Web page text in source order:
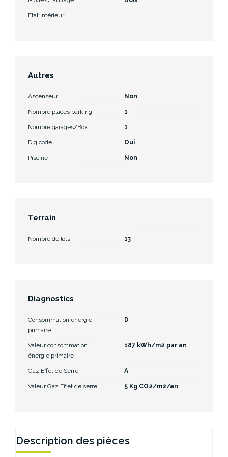
Etat intérieur
Autres
Ascenseur Non
Nombre places parking 1
Nombre garages/Box 1
Digicode Oui
Piscine Non
Terrain
Nombre de lots 13
Diagnostics
Consommation énergie
primaire
D
Valeur consommation
énergie primaire
187 kWh/m2 par an
Gaz Effet de Serre A
Valeur Gaz Effet de serre 5 Kg CO2/m2/an
Description des pièces